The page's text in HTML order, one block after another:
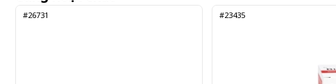
#26731 #23435